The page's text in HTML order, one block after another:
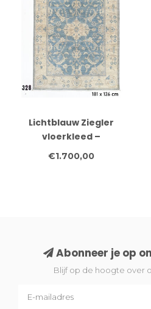
Lichtblauw Ziegler
vloerkleed –
handgeknoopt wollen
tapijt – 181 x 126 cm
€1.700,00
Abonneer je op
Blijf op de hoogte over